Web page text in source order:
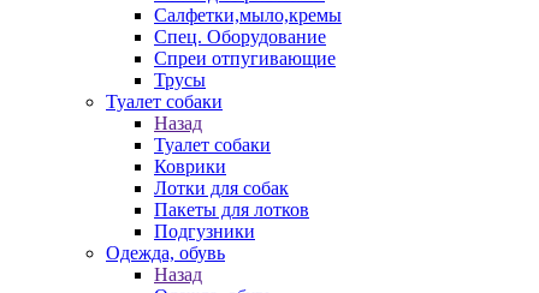
Салфетки,мыло,кремы
Спец. Оборудование
Спреи отпугивающие
Трусы
Туалет собаки
Назад
Туалет собаки
Коврики
Лотки для собак
Пакеты для лотков
Подгузники
Одежда, обувь
Назад